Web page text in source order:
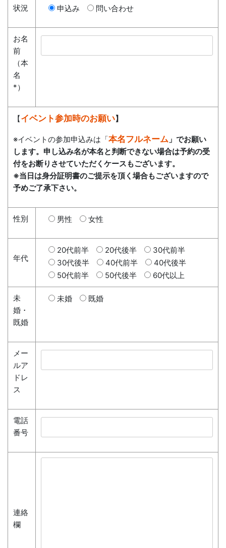
状況 申込み 問い合わせ
お名
前
（本
名
*）
【イベント参加時のお願い】
※イベントの参加申込みは「本名フルネーム 」でお願い
します。申し込み名が本名と判断できない場合は予約の受
付をお断りさせていただくケースもございます。
※当日は身分証明書のご提示を頂く場合もございますので
予めご了承下さい。
性別 男性 女性
年代
20代前半 20代後半
30代前半
30代後半
40代前半
40代後半
50代前半
50代後半 60代以上
未
婚・
既婚
未婚 既婚
メー
ルア
ドレ
ス
電話
番号
連絡
欄